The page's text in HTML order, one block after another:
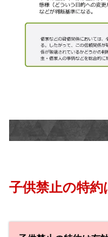
子供禁止の特